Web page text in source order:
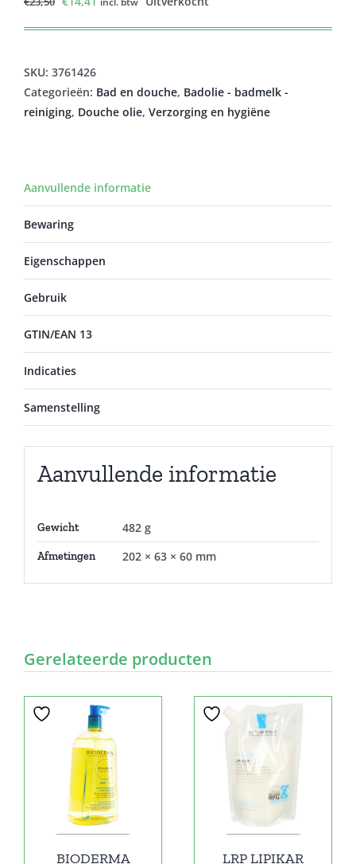
SKU: 3761426
Categorieën: Bad en douche, Badolie - badmelk -
reiniging, Douche olie, Verzorging en hygiëne
Aanvullende informatie
Bewaring
Eigenschappen
Gebruik
GTIN/EAN 13
Indicaties
Samenstelling
Aanvullende informatie
Gewicht 482 g
Afmetingen 202 × 63 × 60 mm
Gerelateerde producten
BIODERMA LRP LIPIKAR